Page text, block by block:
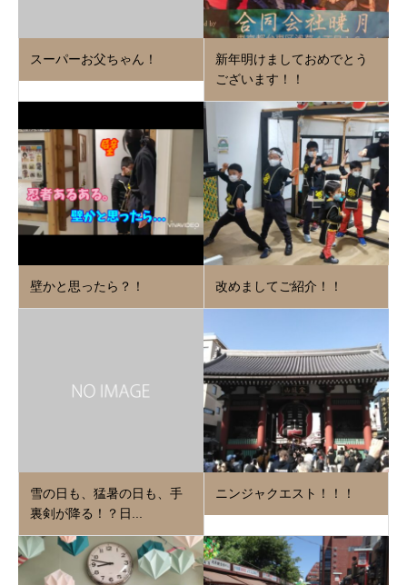
スーパーお父ちゃん！
新年明けましておめでとう
ございます！！
壁かと思ったら？！ 改めましてご紹介！！
雪の日も、猛暑の日も、手
裏剣が降る！？日...
ニンジャクエスト！！！